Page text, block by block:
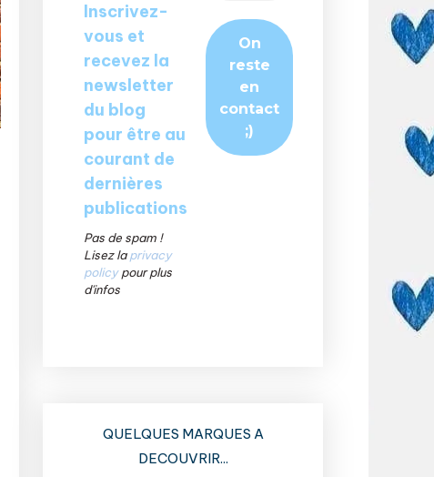
Inscrivez-
vous et
recevez la
newsletter
du blog
pour être au
courant de
dernières
publications
Pas de spam !
Lisez laprivacy
policypour plus
d'infos
QUELQUES MARQUES A
DECOUVRIR...